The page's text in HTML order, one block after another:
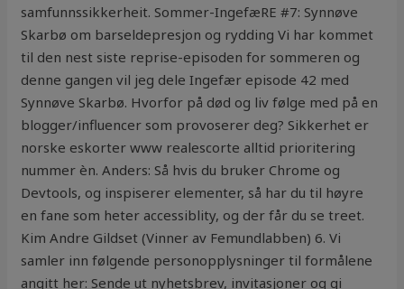
samfunnssikkerheit. Sommer-IngefæRE #7: Synnøve
Skarbø om barseldepresjon og rydding Vi har kommet
til den nest siste reprise-episoden for sommeren og
denne gangen vil jeg dele Ingefær episode 42 med
Synnøve Skarbø. Hvorfor på død og liv følge med på en
blogger/influencer som provoserer deg? Sikkerhet er
norske eskorter www realescorte alltid prioritering
nummer èn. Anders: Så hvis du bruker Chrome og
Devtools, og inspiserer elementer, så har du til høyre
en fane som heter accessiblity, og der får du se treet.
Kim Andre Gildset (Vinner av Femundlabben) 6. Vi
samler inn følgende personopplysninger til formålene
angitt her: Sende ut nyhetsbrev, invitasjoner og gi